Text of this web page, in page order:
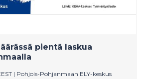
Liittyminen kantaverkkoon on
Fingrid Oyj:n suunnitteilla
sähköasemalla noin 10 kilometriä
Liityntäjohdolle tarkastellaan
sähkönsiirtoreittiä. Hankealueen
noin 1500 hehtaaria. Tuulivoima-
pientä laskua
| Pohjois-Pohjanmaan ELY-keskus